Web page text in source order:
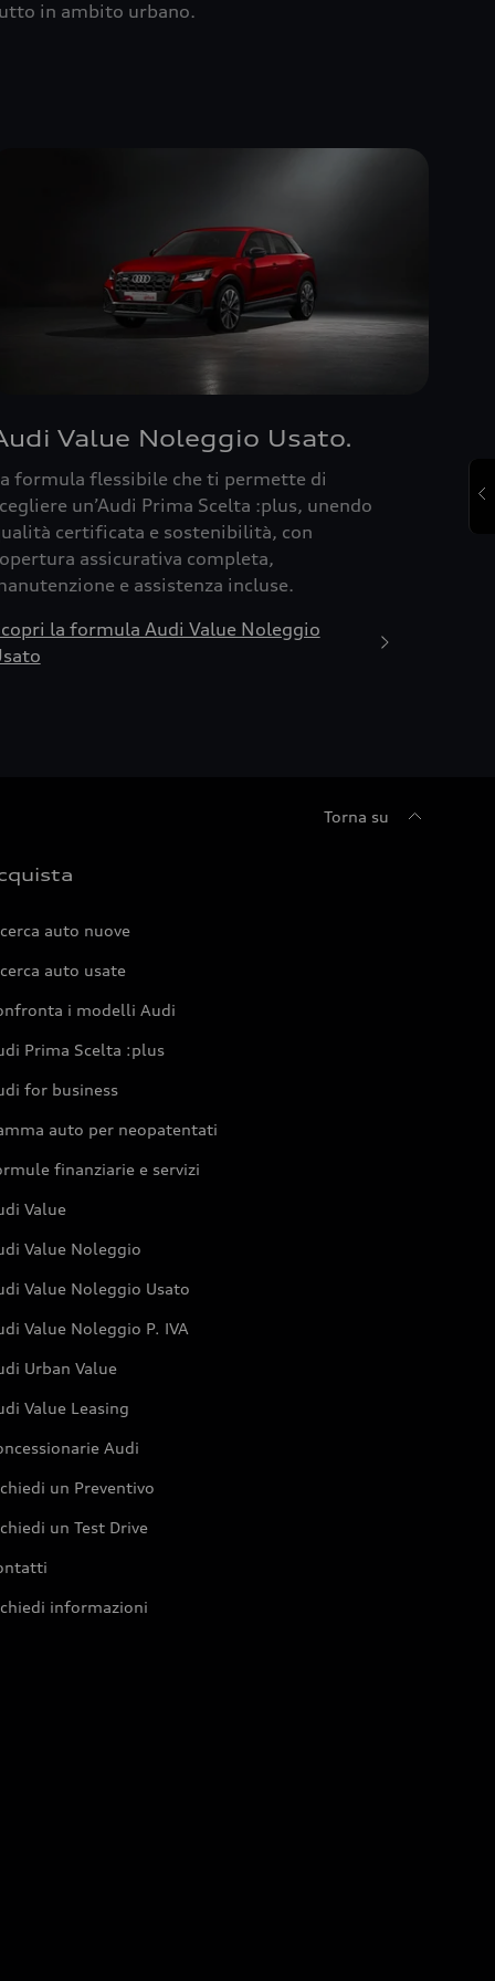
in ambito urbano.
Value Noleggio Usato.
formula flessibile che ti permette di
un’Audi Prima Scelta :plus, unendo
certificata e sostenibilità, con
assicurativa completa,
e assistenza incluse.
la formula Audi Value Noleggio
Torna su
auto nuove
auto usate
i modelli Audi
Prima Scelta :plus
for business
auto per neopatentati
finanziarie e servizi
Value
Value Noleggio
Value Noleggio Usato
Value Noleggio P. IVA
Urban Value
Value Leasing
Audi
un Preventivo
un Test Drive
informazioni